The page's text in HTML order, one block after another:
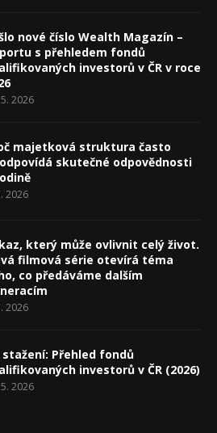
nové číslo Wealth Magazín –
s přehledem fondů
investorů v ČR v roce
2026
majetková struktura často
skutečné odpovědnosti
2026
který může ovlivnit celý život.
filmová série otevírá téma
co předáváme dalším
2026
stažení: Přehled fondů
investorů v ČR (2026)
2026